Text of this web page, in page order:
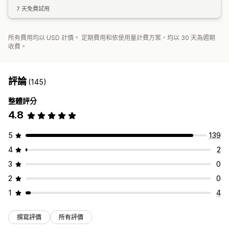
7 天免費試用
所有費用均以 USD 計價。 定期費用和依使用量計費方案，均以 30 天為週期
收費。
評論(145)
整體評分
4.8
5
139
4
2
3
0
2
0
1
4
撰寫評價 所有評價